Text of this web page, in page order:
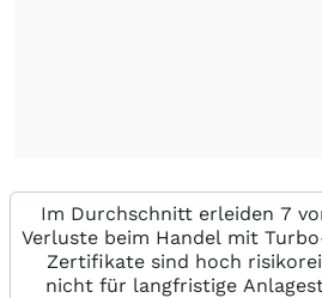
Im Durchschnitt erleiden 7
Verluste beim Handel mit
Zertifikate sind hoch
nicht für langfristige